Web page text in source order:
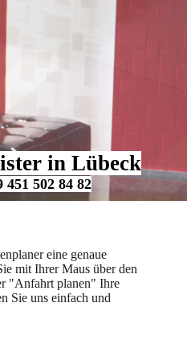
in Lübeck
451 502 84 82
eine genaue
mit Ihrer Maus über den
"Anfahrt planen" Ihre
Sie uns einfach und